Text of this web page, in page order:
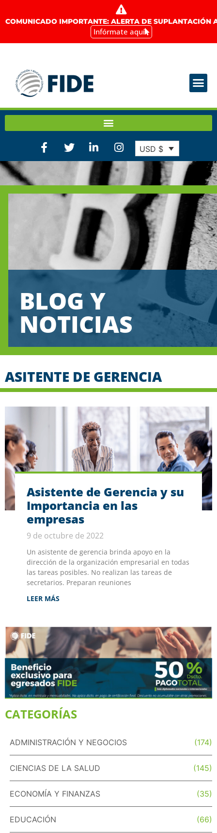
COMUNICADO IMPORTANTE: ALERTA DE SUPLANTACIÓN
Infórmate aquí
USD $
BLOG Y
NOTICIAS
ASITENTE DE GERENCIA
Asistente de Gerencia y su
Importancia en las
empresas
9 de octubre de 2022
Un asistente de gerencia brinda apoyo en la
dirección de la organización empresarial en todas
las tareas posibles. No realizan las tareas de
secretarios. Preparan reuniones
LEER MÁS
CATEGORÍAS
ADMINISTRACIÓN Y NEGOCIOS (174)
CIENCIAS DE LA SALUD (145)
ECONOMÍA Y FINANZAS (35)
EDUCACIÓN (66)